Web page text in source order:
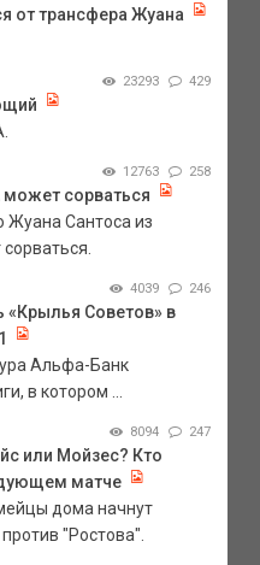
от трансфера Жуана
23293 429
12763 258
сорваться
Сантоса из
4039 246
«Крылья Советов» в
Альфа-Банк
в котором ...
8094 247
или Мойзес? Кто
матче
дома начнут
"Ростова".